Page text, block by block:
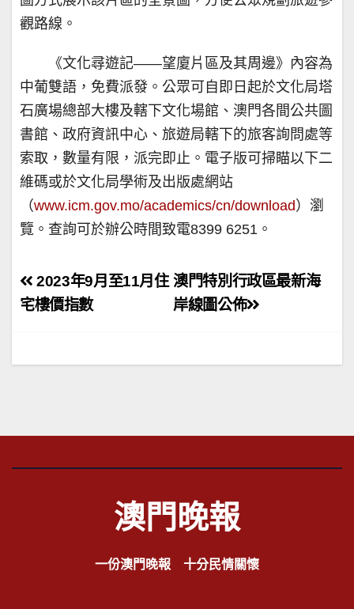
觀路線。
《文化尋遊記——望廈片區及其周邊》內容為
中葡雙語，免費派發。公眾可自即日起於文化局塔
石廣場總部大樓及轄下文化場館、澳門各間公共圖
書館、政府資訊中心、旅遊局轄下的旅客詢問處等
索取，數量有限，派完即止。電子版可掃瞄以下二
維碼或於文化局學術及出版處網站
（www.icm.gov.mo/academics/cn/download）瀏
覽。查詢可於辦公時間致電8399 6251。
文
章
覽
澳門特別行政區最新海
岸線圖公佈
2023年9月至11月住
宅樓價指數
澳門晚報
一份澳門晚報 十分民情關懷